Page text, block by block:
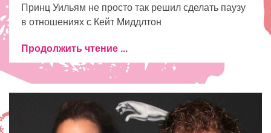
Принц Уильям не просто так решил сделать паузу
в отношениях с Кейт Миддлтон
Продолжить чтение ...